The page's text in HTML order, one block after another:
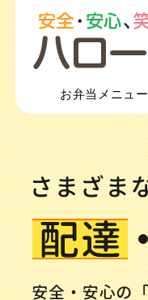
お弁当メニュー